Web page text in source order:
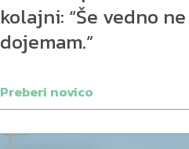
kolajni: “Še vedno ne
dojemam.”
Preberi novico